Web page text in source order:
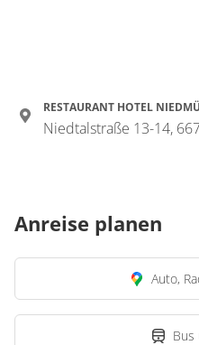
RESTAURANT HOTEL
Niedtalstraße 13-14,
Anreise planen
Auto,
Bus